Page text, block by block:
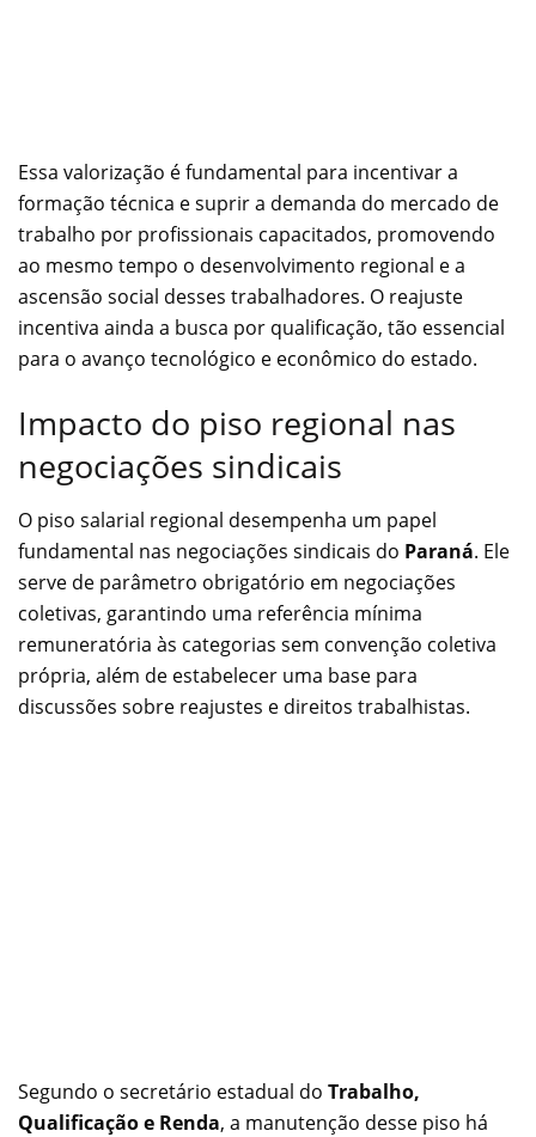
Essa valorização é fundamental para incentivar a
formação técnica e suprir a demanda do mercado de
trabalho por profissionais capacitados, promovendo
ao mesmo tempo o desenvolvimento regional e a
ascensão social desses trabalhadores. O reajuste
incentiva ainda a busca por qualificação, tão essencial
para o avanço tecnológico e econômico do estado.
Impacto do piso regional nas
negociações sindicais
O piso salarial regional desempenha um papel
fundamental nas negociações sindicais do Paraná. Ele
serve de parâmetro obrigatório em negociações
coletivas, garantindo uma referência mínima
remuneratória às categorias sem convenção coletiva
própria, além de estabelecer uma base para
discussões sobre reajustes e direitos trabalhistas.
Segundo o secretário estadual do Trabalho,
Qualificação e Renda, a manutenção desse piso há